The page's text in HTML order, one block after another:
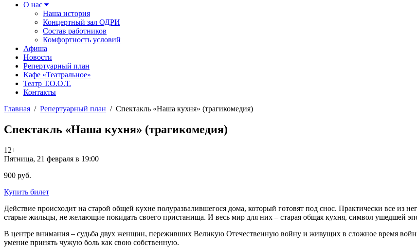
О нас
Наша история
Концертный зал ОДРИ
Состав работников
Комфортность условий
Афиша
Новости
Репертуарный план
Кафе «Театральное»
Театр Т.О.О.Т.
Контакты
Главная / Репертуарный план / Спектакль «Наша кухня» (трагикомедия)
Спектакль «Наша кухня» (трагикомедия)
12+
Пятница, 21 февраля в 19:00
900 руб.
Купить билет
Действие происходит на старой общей кухне полуразвалившегося дома, который готовят под снос. Практически все из
старые жильцы, не желающие покидать своего пристанища. И весь мир для них – старая общая кухня, символ ушедшей
В центре внимания – судьба двух женщин, переживших Великую Отечественную войну и живущих в сложное время
умение принять чужую боль как свою собственную.